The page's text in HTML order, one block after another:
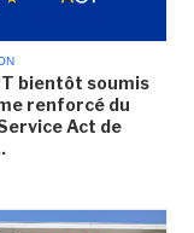
bientôt soumis
renforcé du
Act de